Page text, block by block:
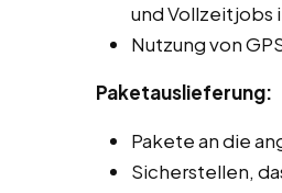
und Vollzeitjobs
Nutzung von
Paketauslieferung:
Pakete an die
Sicherstellen,